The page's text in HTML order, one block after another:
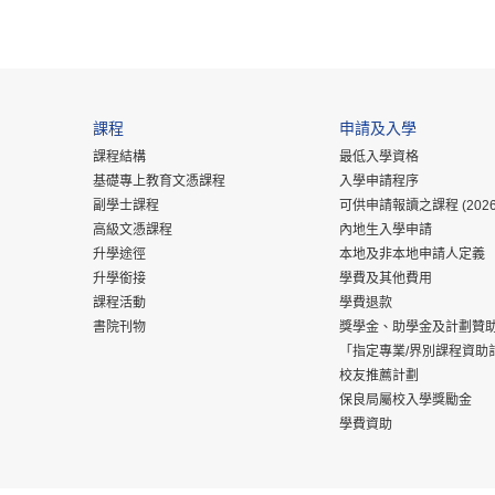
課程
課程結構
基礎專上教育文憑課程
副學士課程
高級文憑課程
升學途徑
升學銜接
課程活動
書院刊物
申請及入學
最低入學資格
入學申請程序
可供申請報讀之課程
內地生入學申請
本地及非本地申請人定義
學費及其他費用
學費退款
獎學金、助學金及計劃贊
「指定專業/界別課程資
校友推薦計劃
保良局屬校入學獎勵金
學費資助